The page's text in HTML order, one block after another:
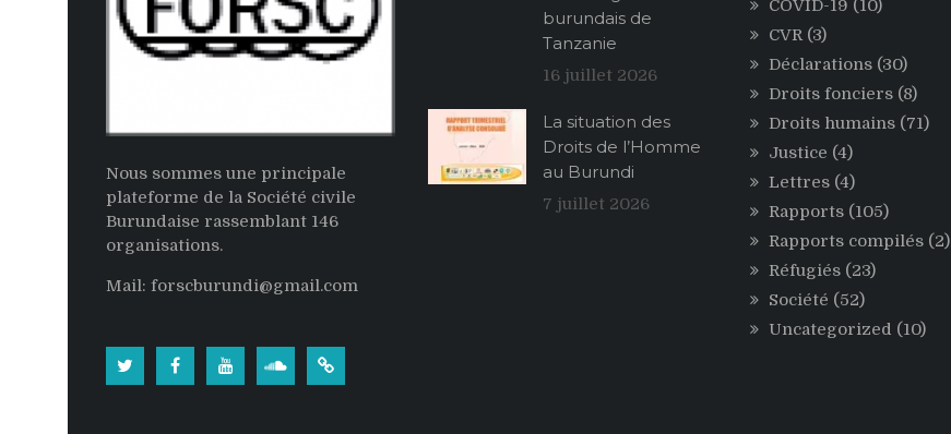
Nous sommes une principale
plateforme de la Société civile
Burundaise rassemblant 146
organisations.
Mail: forscburundi@gmail.com
burundais de
Tanzanie
16 juillet 2026
La situation des
Droits de l’Homme
au Burundi
7 juillet 2026
COVID-19 (10)
CVR(3)
Déclarations (30)
Droits fonciers (8)
Droits humains (71)
Justice (4)
Lettres (4)
Rapports (105)
Rapports compilés (2)
Réfugiés (23)
Société (52)
Uncategorized (10)